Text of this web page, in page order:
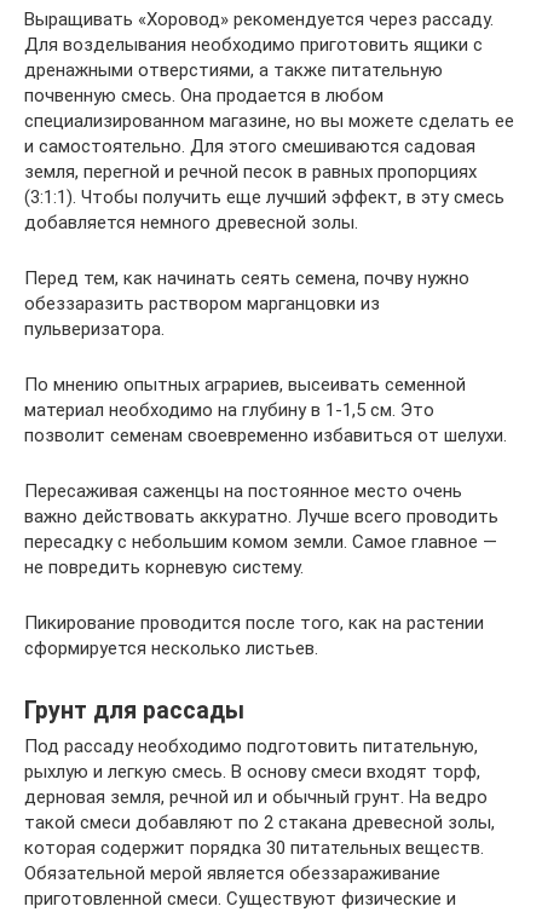
Выращивать «Хоровод» рекомендуется через рассаду.
Для возделывания необходимо приготовить ящики с
дренажными отверстиями, а также питательную
почвенную смесь. Она продается в любом
специализированном магазине, но вы можете сделать ее
и самостоятельно. Для этого смешиваются садовая
земля, перегной и речной песок в равных пропорциях
(3:1:1). Чтобы получить еще лучший эффект, в эту смесь
добавляется немного древесной золы.
Перед тем, как начинать сеять семена, почву нужно
обеззаразить раствором марганцовки из
пульверизатора.
По мнению опытных аграриев, высеивать семенной
материал необходимо на глубину в 1-1,5 см. Это
позволит семенам своевременно избавиться от шелухи.
Пересаживая саженцы на постоянное место очень
важно действовать аккуратно. Лучше всего проводить
пересадку с небольшим комом земли. Самое главное —
не повредить корневую систему.
Пикирование проводится после того, как на растении
сформируется несколько листьев.
Грунт для рассады
Под рассаду необходимо подготовить питательную,
рыхлую и легкую смесь. В основу смеси входят торф,
дерновая земля, речной ил и обычный грунт. На ведро
такой смеси добавляют по 2 стакана древесной золы,
которая содержит порядка 30 питательных веществ.
Обязательной мерой является обеззараживание
приготовленной смеси. Существуют физические и